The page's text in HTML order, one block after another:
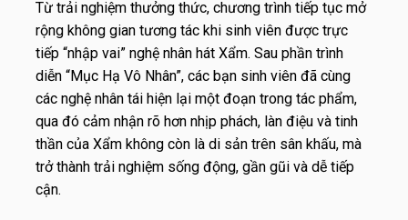
Từ trải nghiệm thưởng thức, chương trình tiếp tục mở
rộng không gian tương tác khi sinh viên được trực
tiếp “nhập vai” nghệ nhân hát Xẩm. Sau phần trình
diễn “Mục Hạ Vô Nhân”, các bạn sinh viên đã cùng
các nghệ nhân tái hiện lại một đoạn trong tác phẩm,
qua đó cảm nhận rõ hơn nhịp phách, làn điệu và tinh
thần của Xẩm không còn là di sản trên sân khấu, mà
trở thành trải nghiệm sống động, gần gũi và dễ tiếp
cận.